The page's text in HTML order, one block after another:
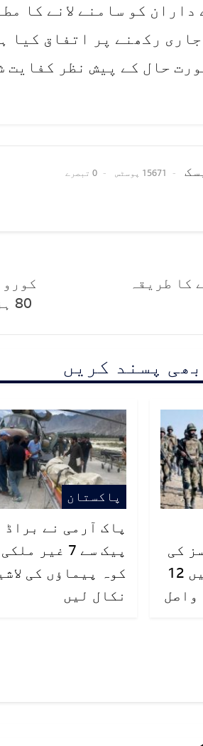
کو سامنے لانے کا
رکھنے پر اتفاق کیا
حال کے پیش نظر
15671 پوسٹس 0 تبصرے
کا طریقہ
80 ہزار سے متجاوز، 1688 جاں بحق
پسند کریں
کی
کارروائیوں میں 12
واصل
پاکستان
پاک آرمی نے براڈ
پیک سے 7 غیر ملکی
کوہ پیماؤں کی
نکال لیں